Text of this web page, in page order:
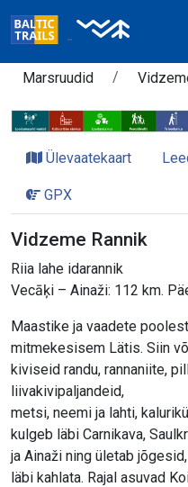
Marsruudid
Ülevaatekaart
GPX
Vidzeme Rannik
Riia lahe idarannik
Vecāķi – Ainaži: 112 km.
Maastike ja vaadete
mitmekesisem Lätis. Siin
kiviseid randu, rannaniite,
liivakivipaljandeid,
metsi, neemi ja lahti,
kulgeb läbi Carnikava,
ja Ainaži ning ületab
läbi kahlata. Rajal asuvad